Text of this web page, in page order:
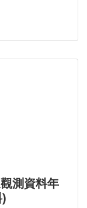
測資料年